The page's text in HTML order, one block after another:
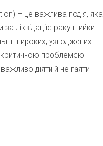
– це важлива подія, яка
за ліквідацію раку шийки
широких, узгоджених
критичною проблемою
діяти й не гаяти